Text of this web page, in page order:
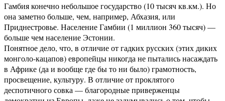
Гамбия конечно небольшое государство (10 тысяч кв.км.). Но
она заметно больше, чем, например, Абхазия, или
Приднестровье. Население Гамбии (1 миллион 360 тысяч) —
больше чем население Эстонии.
Понятное дело, что, в отличие от гадких русских (этих диких
монголо-кацапов) европейцы никогда не пытались насаждать
в Африке (да и вообще где бы то ни было) грамотность,
просвещение, культуру. В отличие от проклятого
деспотичного совка — благородные приверженцы